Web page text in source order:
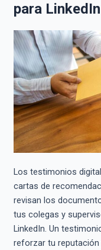
para
Los testimonios
cartas de
revisan los
tus colegas y
LinkedIn. Un
reforzar tu